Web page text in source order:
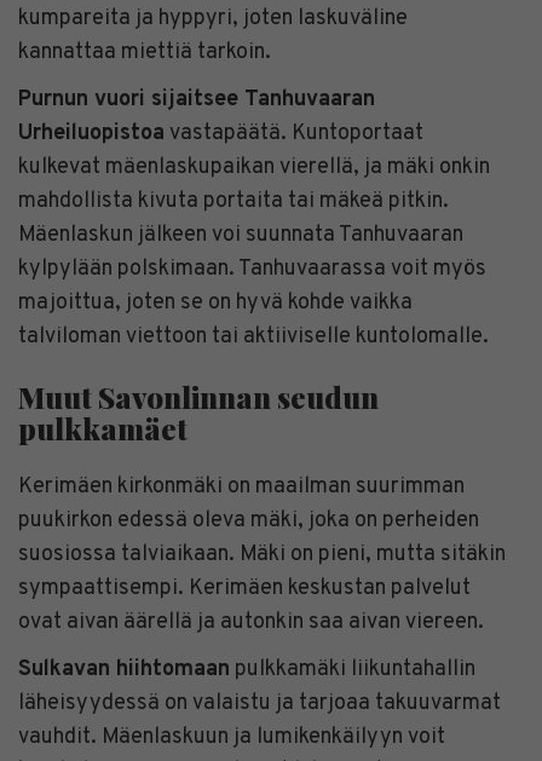
kumpareita ja hyppyri, joten laskuväline
kannattaa miettiä tarkoin.
Purnun vuori sijaitsee Tanhuvaaran
Urheiluopistoa vastapäätä. Kuntoportaat
kulkevat mäenlaskupaikan vierellä, ja mäki onkin
mahdollista kivuta portaita tai mäkeä pitkin.
Mäenlaskun jälkeen voi suunnata Tanhuvaaran
kylpylään polskimaan. Tanhuvaarassa voit myös
majoittua, joten se on hyvä kohde vaikka
talviloman viettoon tai aktiiviselle kuntolomalle.
Muut Savonlinnan seudun
pulkkamäet
Kerimäen kirkonmäki on maailman suurimman
puukirkon edessä oleva mäki, joka on perheiden
suosiossa talviaikaan. Mäki on pieni, mutta sitäkin
sympaattisempi. Kerimäen keskustan palvelut
ovat aivan äärellä ja autonkin saa aivan viereen.
Sulkavan hiihtomaan pulkkamäki liikuntahallin
läheisyydessä on valaistu ja tarjoaa takuuvarmat
vauhdit. Mäenlaskuun ja lumikenkäilyyn voit